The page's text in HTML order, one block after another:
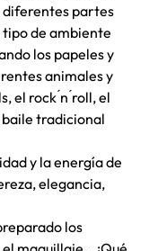
diferentes partes
de ambiente
los papeles y
animales y
el rock ́n ́roll, el
tradicional
y la energía de
elegancia,
los